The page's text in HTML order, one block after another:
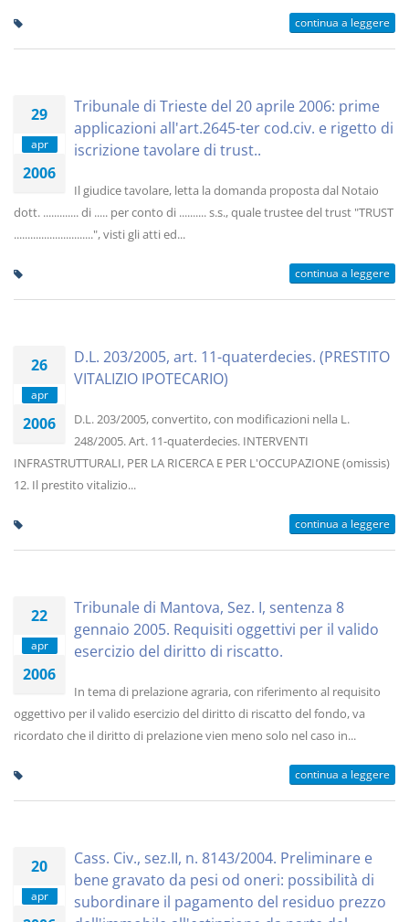
continua a leggere
29
apr
2006
Tribunale di Trieste del 20 aprile 2006: prime
applicazioni all'art.2645-ter cod.civ. e rigetto di
iscrizione tavolare di trust..
Il giudice tavolare, letta la domanda proposta dal Notaio
dott. ............. di ..... per conto di .......... s.s., quale trustee del trust "TRUST
.............................", visti gli atti ed...
continua a leggere
26
apr
2006
D.L. 203/2005, art. 11-quaterdecies. (PRESTITO
VITALIZIO IPOTECARIO)
D.L. 203/2005, convertito, con modificazioni nella L.
248/2005. Art. 11-quaterdecies. INTERVENTI
INFRASTRUTTURALI, PER LA RICERCA E PER L'OCCUPAZIONE (omissis)
12. Il prestito vitalizio...
continua a leggere
22
apr
2006
Tribunale di Mantova, Sez. I, sentenza 8
gennaio 2005. Requisiti oggettivi per il valido
esercizio del diritto di riscatto.
In tema di prelazione agraria, con riferimento al requisito
oggettivo per il valido esercizio del diritto di riscatto del fondo, va
ricordato che il diritto di prelazione vien meno solo nel caso in...
continua a leggere
20
apr
Cass. Civ., sez.II, n. 8143/2004. Preliminare e
bene gravato da pesi od oneri: possibilità di
subordinare il pagamento del residuo prezzo